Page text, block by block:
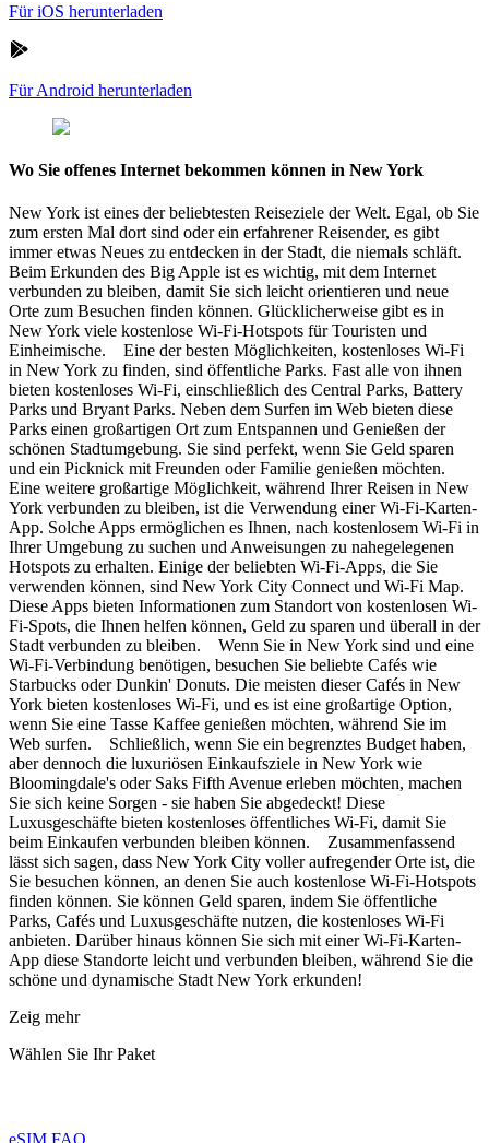
Für iOS herunterladen
Für Android herunterladen
Wo Sie offenes Internet bekommen können in New York
New York ist eines der beliebtesten Reiseziele der Welt. Egal, ob Sie
zum ersten Mal dort sind oder ein erfahrener Reisender, es gibt
immer etwas Neues zu entdecken in der Stadt, die niemals schläft.
Beim Erkunden des Big Apple ist es wichtig, mit dem Internet
verbunden zu bleiben, damit Sie sich leicht orientieren und neue
Orte zum Besuchen finden können. Glücklicherweise gibt es in
New York viele kostenlose Wi-Fi-Hotspots für Touristen und
Einheimische. Eine der besten Möglichkeiten, kostenloses Wi-Fi
in New York zu finden, sind öffentliche Parks. Fast alle von ihnen
bieten kostenloses Wi-Fi, einschließlich des Central Parks, Battery
Parks und Bryant Parks. Neben dem Surfen im Web bieten diese
Parks einen großartigen Ort zum Entspannen und Genießen der
schönen Stadtumgebung. Sie sind perfekt, wenn Sie Geld sparen
und ein Picknick mit Freunden oder Familie genießen möchten.
Eine weitere großartige Möglichkeit, während Ihrer Reisen in New
York verbunden zu bleiben, ist die Verwendung einer Wi-Fi-Karten-
App. Solche Apps ermöglichen es Ihnen, nach kostenlosem Wi-Fi in
Ihrer Umgebung zu suchen und Anweisungen zu nahegelegenen
Hotspots zu erhalten. Einige der beliebten Wi-Fi-Apps, die Sie
verwenden können, sind New York City Connect und Wi-Fi Map.
Diese Apps bieten Informationen zum Standort von kostenlosen Wi-
Fi-Spots, die Ihnen helfen können, Geld zu sparen und überall in der
Stadt verbunden zu bleiben. Wenn Sie in New York sind und eine
Wi-Fi-Verbindung benötigen, besuchen Sie beliebte Cafés wie
Starbucks oder Dunkin' Donuts. Die meisten dieser Cafés in New
York bieten kostenloses Wi-Fi, und es ist eine großartige Option,
wenn Sie eine Tasse Kaffee genießen möchten, während Sie im
Web surfen. Schließlich, wenn Sie ein begrenztes Budget haben,
aber dennoch die luxuriösen Einkaufsziele in New York wie
Bloomingdale's oder Saks Fifth Avenue erleben möchten, machen
Sie sich keine Sorgen - sie haben Sie abgedeckt! Diese
Luxusgeschäfte bieten kostenloses öffentliches Wi-Fi, damit Sie
beim Einkaufen verbunden bleiben können. Zusammenfassend
lässt sich sagen, dass New York City voller aufregender Orte ist, die
Sie besuchen können, an denen Sie auch kostenlose Wi-Fi-Hotspots
finden können. Sie können Geld sparen, indem Sie öffentliche
Parks, Cafés und Luxusgeschäfte nutzen, die kostenloses Wi-Fi
anbieten. Darüber hinaus können Sie sich mit einer Wi-Fi-Karten-
App diese Standorte leicht und verbunden bleiben, während Sie die
schöne und dynamische Stadt New York erkunden!
Zeig mehr
Wählen Sie Ihr Paket